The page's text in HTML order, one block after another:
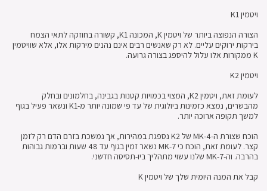
ויטמין K1
הצורה הנפוצה ביותר של ויטמין K, המכונה K1, קשורה בחוזקה לתאי הצמח
בירקות ירוקים עליים. לא רק שאנשים רבים אינם נהנים מירקות אלו, אלא שוויטמין
K ממקורות אלו עלול להיספג בצורה גרועה.
ויטמין K2
לעומת זאת, ויטמין K2, המצוי בכמויות קטנות בגבינה, בחלמונים ובחלק
מהבשרים, נמצא כזמינות ביולוגית של עד פי שמונה יותר מ-K1 ונשאר פעיל בגוף
למשך תקופה ארוכה יותר.
הוכח שצורת ה-MK-4 של K2 נספגת במהירות, אך נמשכת בזרם הדם רק לזמן
קצר. לעומת זאת, הוכח כי MK-7 נשאר זמין בגוף עד 48 שעות וברמות גבוהות
בהרבה. וה-MK-7 שלנו עשוי מתהליך ביו-תסיסה חדשני.
קבל את המנה היומית שלך של ויטמין K